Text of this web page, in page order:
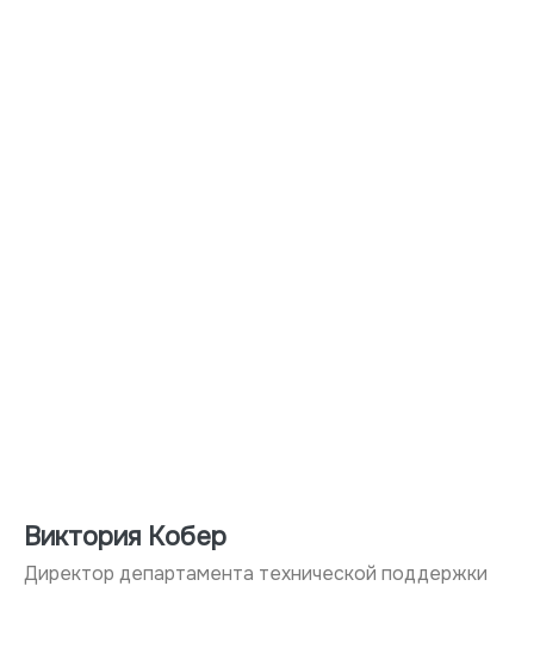
Виктория Кобер
Директор департамента технической поддержки